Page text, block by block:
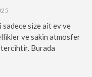
size ait ev ve
ve sakin atmosfer
tercihtir. Burada